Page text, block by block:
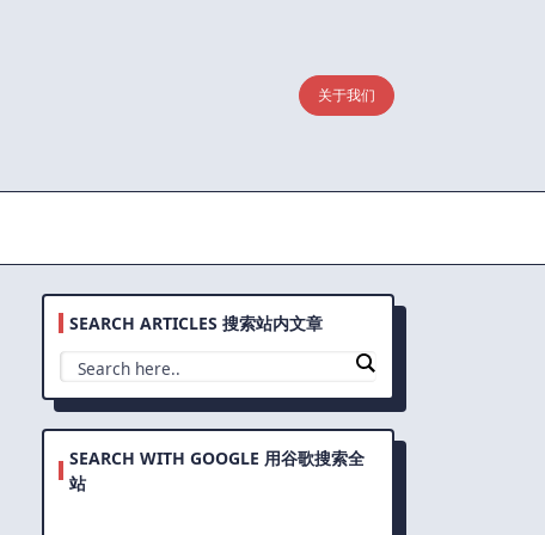
关于我们
SEARCH ARTICLES 搜索站内文章
SEARCH WITH GOOGLE 用谷歌搜索全
站